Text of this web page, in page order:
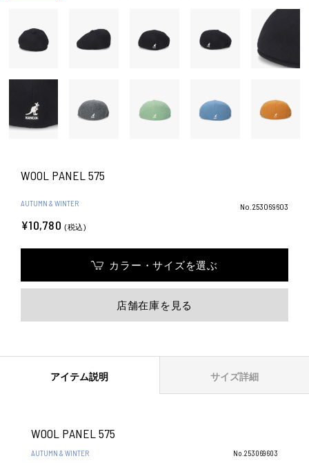
WOOL PANEL 575
AUTUMN & WINTER No.253069603
¥10,780 (税込)
カラー・サイズを選ぶ
店舗在庫を見る
アイテム説明 サイズ詳細
WOOL PANEL 575
AUTUMN & WINTER No.253069603